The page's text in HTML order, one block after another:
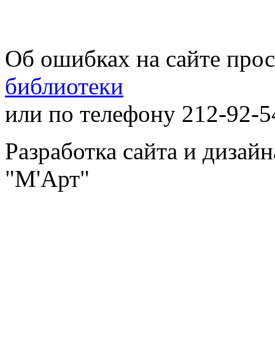
Об ошибках на сайте
библиотеки
или по телефону 212-92-
Разработка сайта и
"М'Арт"